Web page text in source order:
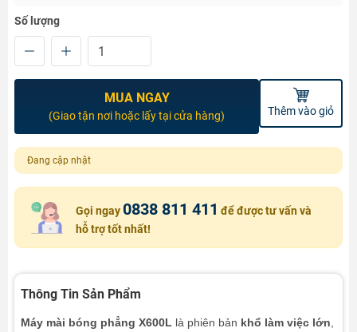
Số lượng
MUA NGAY
(Giao tận nơi hoặc lấy tại cửa hàng) Thêm vào giỏ
Đang cập nhật
Gọi ngay 0838 811 411 để được tư vấn và
hỗ trợ tốt nhất!
Thông Tin Sản Phẩm
Máy mài bóng phẳng X600L là phiên bản khổ làm việc lớn